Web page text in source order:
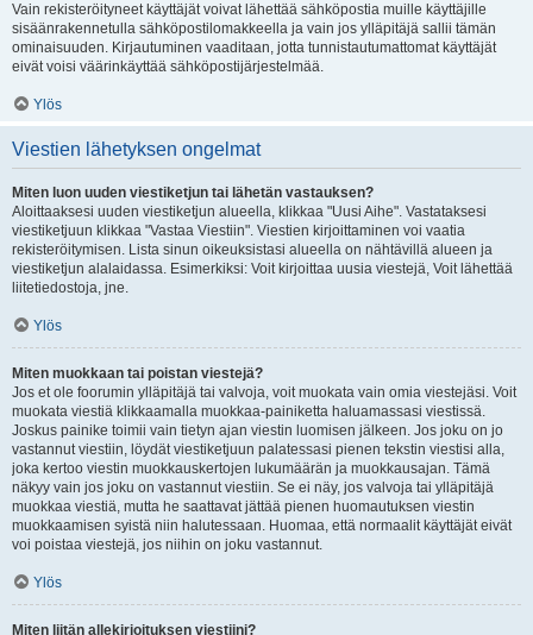
Vain rekisteröityneet käyttäjät voivat lähettää sähköpostia muille käyttäjille
sisäänrakennetulla sähköpostilomakkeella ja vain jos ylläpitäjä sallii tämän
ominaisuuden. Kirjautuminen vaaditaan, jotta tunnistautumattomat käyttäjät
eivät voisi väärinkäyttää sähköpostijärjestelmää.
Ylös
Viestien lähetyksen ongelmat
Miten luon uuden viestiketjun tai lähetän vastauksen?
Aloittaaksesi uuden viestiketjun alueella, klikkaa "Uusi Aihe". Vastataksesi
viestiketjuun klikkaa "Vastaa Viestiin". Viestien kirjoittaminen voi vaatia
rekisteröitymisen. Lista sinun oikeuksistasi alueella on nähtävillä alueen ja
viestiketjun alalaidassa. Esimerkiksi: Voit kirjoittaa uusia viestejä, Voit lähettää
liitetiedostoja, jne.
Ylös
Miten muokkaan tai poistan viestejä?
Jos et ole foorumin ylläpitäjä tai valvoja, voit muokata vain omia viestejäsi. Voit
muokata viestiä klikkaamalla muokkaa-painiketta haluamassasi viestissä.
Joskus painike toimii vain tietyn ajan viestin luomisen jälkeen. Jos joku on jo
vastannut viestiin, löydät viestiketjuun palatessasi pienen tekstin viestisi alla,
joka kertoo viestin muokkauskertojen lukumäärän ja muokkausajan. Tämä
näkyy vain jos joku on vastannut viestiin. Se ei näy, jos valvoja tai ylläpitäjä
muokkaa viestiä, mutta he saattavat jättää pienen huomautuksen viestin
muokkaamisen syistä niin halutessaan. Huomaa, että normaalit käyttäjät eivät
voi poistaa viestejä, jos niihin on joku vastannut.
Ylös
Miten liitän allekirjoituksen viestiini?